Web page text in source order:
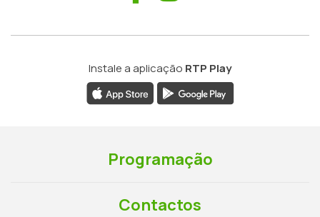
Instale a aplicação RTP Play
Programação
Contactos